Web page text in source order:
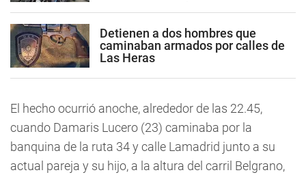
Detienen a dos hombres que
caminaban armados por calles de
Las Heras
El hecho ocurrió anoche, alrededor de las 22.45,
cuando Damaris Lucero (23) caminaba por la
banquina de la ruta 34 y calle Lamadrid junto a su
actual pareja y su hijo, a la altura del carril Belgrano,